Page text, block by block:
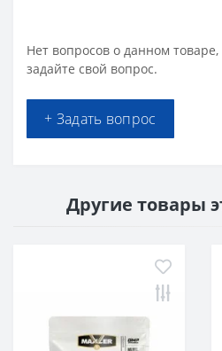
Нет вопросов о данном
задайте свой вопрос.
+ Задать вопрос
Другие товары